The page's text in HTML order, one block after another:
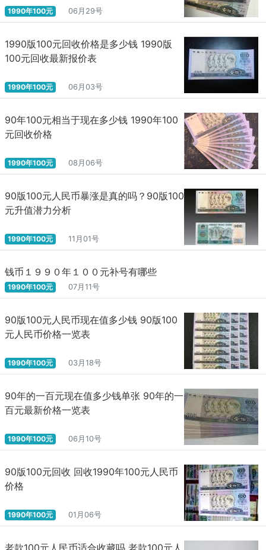
1990年100元 06月29号
1990版100元回收价格是多少钱 1990版
100元回收最新报价表
1990年100元 06月03号
90年100元相当于现在多少钱 1990年100
元回收价格
1990年100元 08月06号
90版100元人民币暴涨是真的吗？90版100
元升值潜力分析
1990年100元 11月01号
钱币１９９０年１００元补号有哪些
1990年100元 07月11号
90版100元人民币现在值多少钱 90版100
元人民币价格一览表
1990年100元 03月18号
90年的一百元现在值多少钱单张 90年的一
百元最新价格一览表
1990年100元 06月10号
90版100元回收 回收1990年100元人民币
价格
1990年100元 01月06号